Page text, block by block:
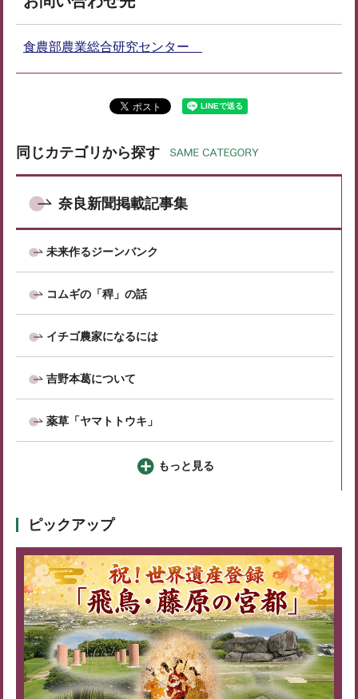
食農部農業総合研究センター
同じカテゴリから探す
奈良新聞掲載記事集
未来作るジーンバンク
コムギの「稈」の話
イチゴ農家になるには
吉野本葛について
薬草「ヤマトトウキ」
もっと見る
ピックアップ